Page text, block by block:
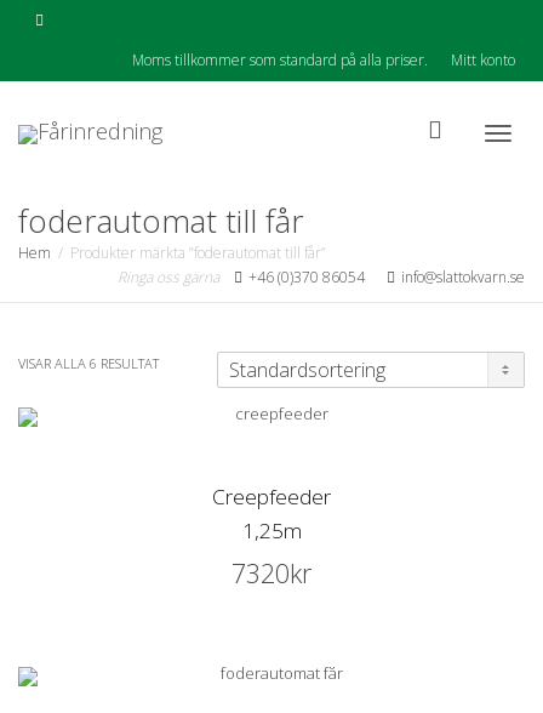
Moms tillkommer som standard på alla priser. Mitt konto
foderautomat till får
Hem
Produkter märkta ”foderautomat till får”
Ringa oss gärna
+46 (0)370 86054 info@slattokvarn.se
VISAR ALLA 6 RESULTAT
Creepfeeder
1,25m
7320kr